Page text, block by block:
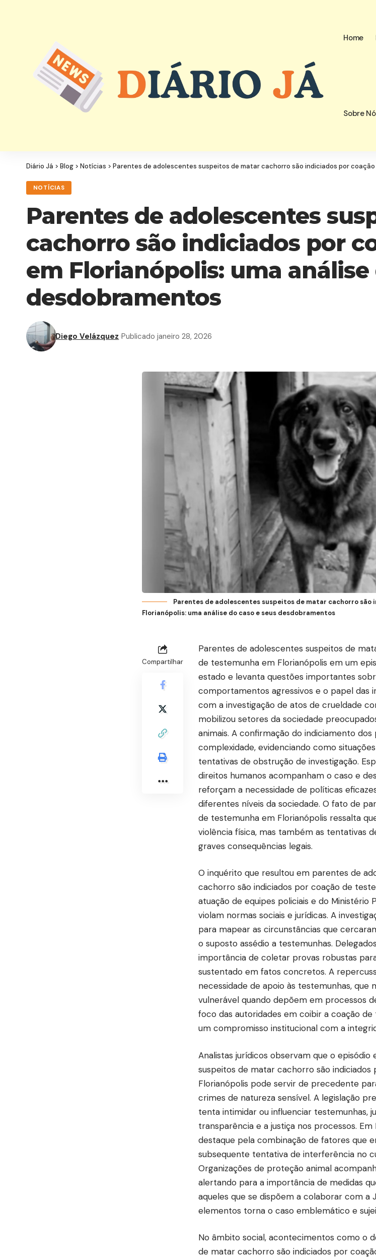
Home
Sobre
Diário Já > Blog > Notícias > Parentes de adolescentes suspeitos de matar cachorro são indiciados por
NOTÍCIAS
Parentes de adolescentes
cachorro são indiciados por
em Florianópolis: uma análise
desdobramentos
Diego Velázquez Publicado janeiro 28, 2026
Parentes de adolescentes suspeitos de matar cachorro
Florianópolis: uma análise do caso e seus desdobramentos
Compartilhar
Parentes de adolescentes suspeitos de
de testemunha em Florianópolis em um
estado e levanta questões importantes
comportamentos agressivos e o papel das
com a investigação de atos de crueldade
mobilizou setores da sociedade
animais. A confirmação do indiciamento
complexidade, evidenciando como
tentativas de obstrução de investigação.
direitos humanos acompanham o caso e
reforçam a necessidade de políticas
diferentes níveis da sociedade. O fato de
de testemunha em Florianópolis ressalta
violência física, mas também as tentativas
graves consequências legais.
O inquérito que resultou em parentes de
cachorro são indiciados por coação de
atuação de equipes policiais e do
violam normas sociais e jurídicas. A
para mapear as circunstâncias que
o suposto assédio a testemunhas.
importância de coletar provas robustas
sustentado em fatos concretos. A
necessidade de apoio às testemunhas,
vulnerável quando depõem em processos
foco das autoridades em coibir a coação
um compromisso institucional com a
Analistas jurídicos observam que o
suspeitos de matar cachorro são
Florianópolis pode servir de precedente
crimes de natureza sensível. A legislação
tenta intimidar ou influenciar testemunhas,
transparência e a justiça nos processos.
destaque pela combinação de fatores que
subsequente tentativa de interferência no
Organizações de proteção animal
alertando para a importância de medidas
aqueles que se dispõem a colaborar com a
elementos torna o caso emblemático e
No âmbito social, acontecimentos como o
de matar cachorro são indiciados por